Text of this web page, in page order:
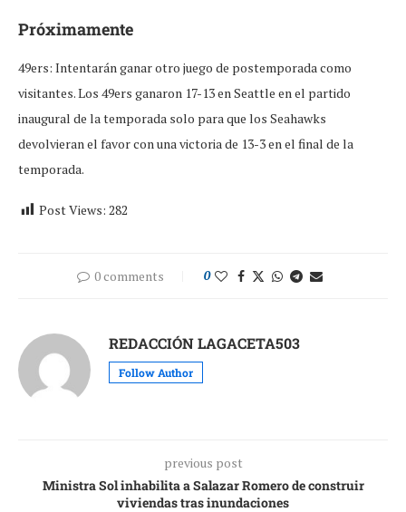
Próximamente
49ers: Intentarán ganar otro juego de postemporada como
visitantes. Los 49ers ganaron 17-13 en Seattle en el partido
inaugural de la temporada solo para que los Seahawks
devolvieran el favor con una victoria de 13-3 en el final de la
temporada.
Post Views: 282
0 comments 0
REDACCIÓN LAGACETA503
Follow Author
previous post
Ministra Sol inhabilita a Salazar Romero de construir
viviendas tras inundaciones